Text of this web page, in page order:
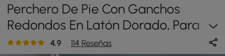
Perchero De Pie Con Ganchos
Redondos En Latón Dorado, Para
Pasillo, Con Base De Mármol
4.9 114 Reseñas